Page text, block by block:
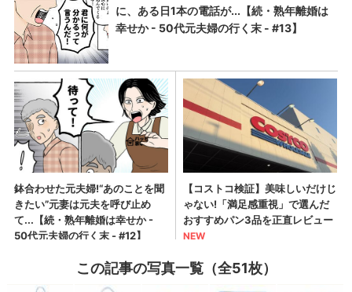
この記事の写真一覧（全51枚）